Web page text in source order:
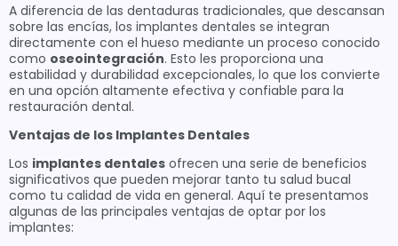
A diferencia de las dentaduras tradicionales, que descansan
sobre las encías, los implantes dentales se integran
directamente con el hueso mediante un proceso conocido
como oseointegración. Esto les proporciona una
estabilidad y durabilidad excepcionales, lo que los convierte
en una opción altamente efectiva y confiable para la
restauración dental.
Ventajas de los Implantes Dentales
Los implantes dentales ofrecen una serie de beneficios
significativos que pueden mejorar tanto tu salud bucal
como tu calidad de vida en general. Aquí te presentamos
algunas de las principales ventajas de optar por los
implantes: